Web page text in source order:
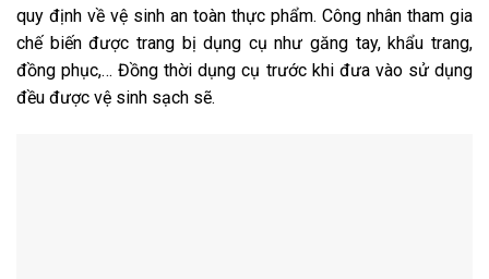
quy định về vệ sinh an toàn thực phẩm. Công nhân tham gia
chế biến được trang bị dụng cụ như găng tay, khẩu trang,
đồng phục,… Đồng thời dụng cụ trước khi đưa vào sử dụng
đều được vệ sinh sạch sẽ.